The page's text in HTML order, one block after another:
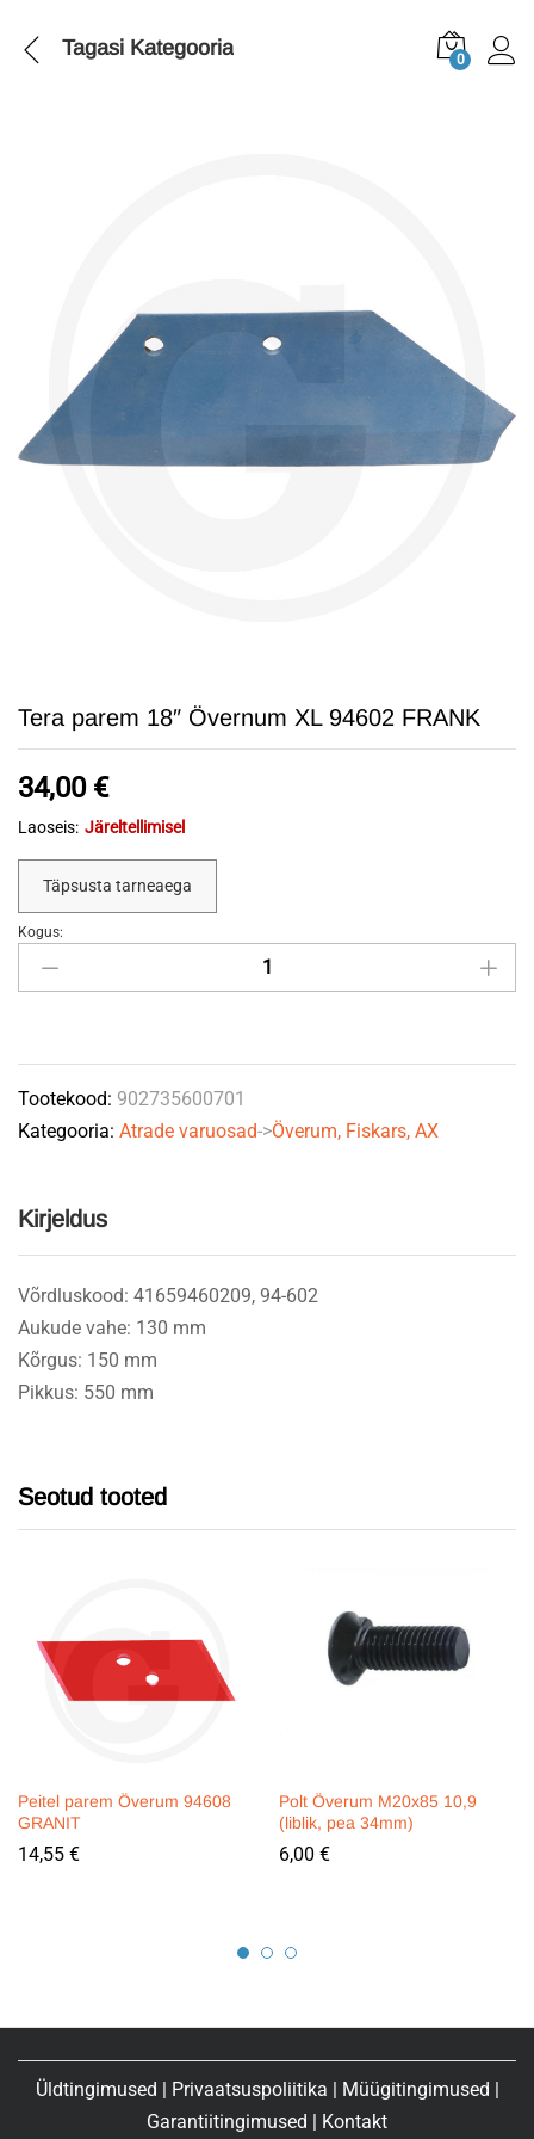
Tagasi Kategooria 0
Tera parem 18″ Övernum XL 94602 FRANK
34,00 €
Laoseis: Järeltellimisel
Täpsusta tarneaega
Tera
parem
XL
94602
FRANK
Kogus:
Tootekood: 902735600701
Kategooria: Atrade varuosad->Överum, Fiskars, AX
Kirjeldus
Võrdluskood: 41659460209, 94-602
Aukude vahe: 130 mm
Kõrgus: 150 mm
Pikkus: 550 mm
Seotud tooted
Peitel parem Överum 94608
GRANIT
14,55 €
Polt Överum M20x85 10,9
(liblik, pea 34mm)
6,00 €
Üldtingimused Privaatsuspoliitika Müügitingimused
Garantiitingimused
Kontakt